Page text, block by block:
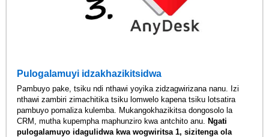
Pulogalamuyi idzakhazikitsidwa
Pambuyo pake, tsiku ndi nthawi yoyika zidzagwirizana nanu. Izi
nthawi zambiri zimachitika tsiku lomwelo kapena tsiku lotsatira
pambuyo pomaliza kulemba. Mukangokhazikitsa dongosolo la
CRM, mutha kupempha maphunziro kwa antchito anu.
Ngati
pulogalamuyo idagulidwa kwa wogwiritsa 1, sizitenga ola